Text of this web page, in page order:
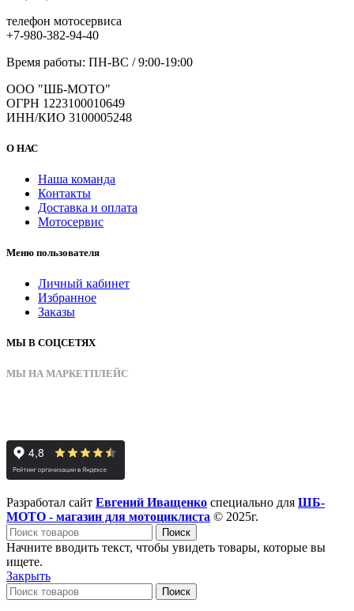
телефон мотосервиса
+7-980-382-94-40
Время работы: ПН-ВС / 9:00-19:00
ООО "ШБ-МОТО"
ОГРН 1223100010649
ИНН/КИО 3100005248
О НАС
Наша команда
Контакты
Доставка и оплата
Мотосервис
Меню пользователя
Личный кабинет
Избранное
Заказы
МЫ В СОЦСЕТЯХ
МЫ НА МАРКЕТПЛЕЙС
Разработал сайт Евгений Иващенко специально для ШБ-
МОТО - магазин для мотоциклиста © 2025г.
Поиск
Начните вводить текст, чтобы увидеть товары, которые вы
ищете.
Закрыть
Поиск